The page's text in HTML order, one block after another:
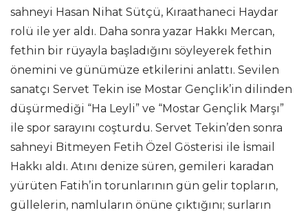
sahneyi Hasan Nihat Sütçü, Kıraathaneci Haydar
rolü ile yer aldı. Daha sonra yazar Hakkı Mercan,
fethin bir rüyayla başladığını söyleyerek fethin
önemini ve günümüze etkilerini anlattı. Sevilen
sanatçı Servet Tekin ise Mostar Gençlik’in dilinden
düşürmediği “Ha Leyli” ve “Mostar Gençlik Marşı”
ile spor sarayını coşturdu. Servet Tekin’den sonra
sahneyi Bitmeyen Fetih Özel Gösterisi ile İsmail
Hakkı aldı. Atını denize süren, gemileri karadan
yürüten Fatih’in torunlarının gün gelir topların,
güllelerin, namluların önüne çıktığını; surların